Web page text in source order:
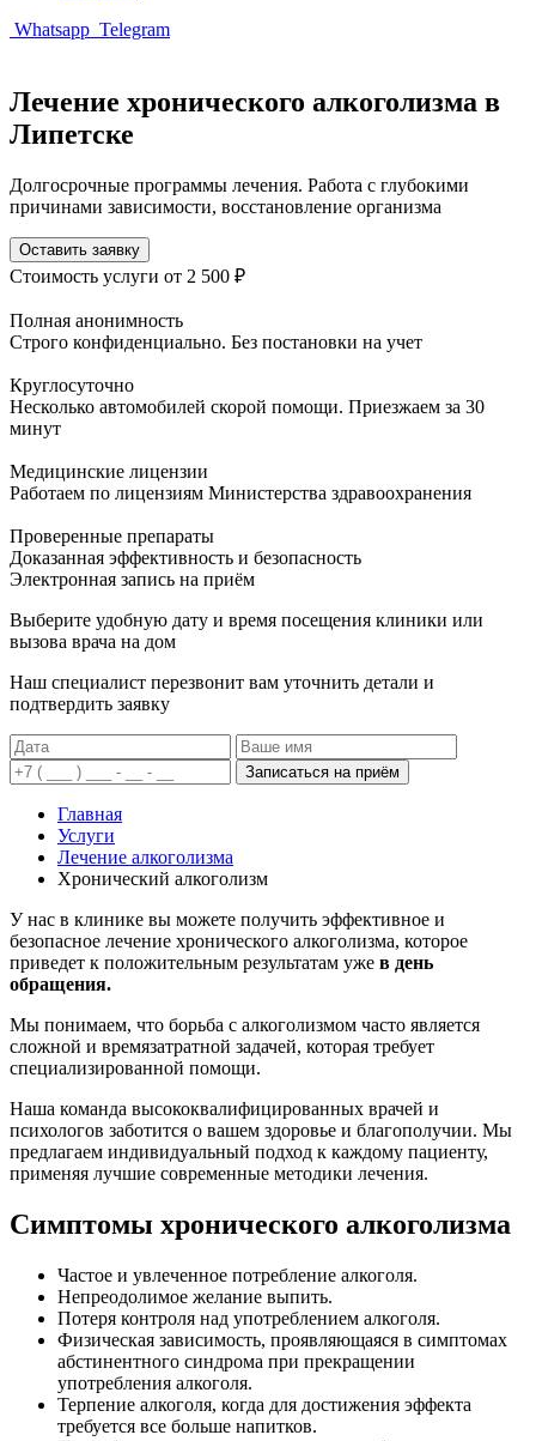
Whatsapp Telegram
Лечение хронического алкоголизма в
Липетске
Долгосрочные программы лечения. Работа с глубокими
причинами зависимости, восстановление организма
Оставить заявку
Стоимость услуги от 2 500 ₽
Полная анонимность
Строго конфиденциально. Без постановки на учет
Круглосуточно
Несколько автомобилей скорой помощи. Приезжаем за 30
минут
Медицинские лицензии
Работаем по лицензиям Министерства здравоохранения
Проверенные препараты
Доказанная эффективность и безопасность
Электронная запись на приём
Выберите удобную дату и время посещения клиники или
вызова врача на дом
Наш специалист перезвонит вам уточнить детали и
подтвердить заявку
Записаться на приём
Главная
Услуги
Лечение алкоголизма
Хронический алкоголизм
У нас в клинике вы можете получить эффективное и
безопасное лечение хронического алкоголизма, которое
приведет к положительным результатам уже в день
обращения.
Мы понимаем, что борьба с алкоголизмом часто является
сложной и времязатратной задачей, которая требует
специализированной помощи.
Наша команда высококвалифицированных врачей и
психологов заботится о вашем здоровье и благополучии. Мы
предлагаем индивидуальный подход к каждому пациенту,
применяя лучшие современные методики лечения.
Симптомы хронического алкоголизма
Частое и увлеченное потребление алкоголя.
Непреодолимое желание выпить.
Потеря контроля над употреблением алкоголя.
Физическая зависимость, проявляющаяся в симптомах
абстинентного синдрома при прекращении
употребления алкоголя.
Терпение алкоголя, когда для достижения эффекта
требуется все больше напитков.